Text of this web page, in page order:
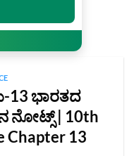
13 ಭಾರತದ
ನೋಟ್ಸ್‌ | 10th
Chapter 13